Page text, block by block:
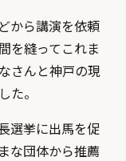
から講演を依頼
を縫ってこれま
さんと神戸の現
た。
選挙に出馬を促
な団体から推薦